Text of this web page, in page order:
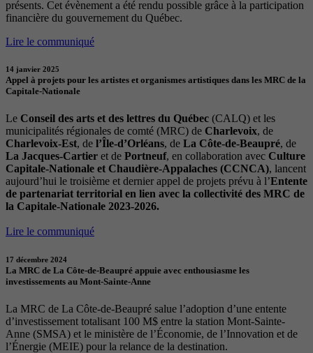
présents. Cet évènement a été rendu possible grâce à la participation
financière du gouvernement du Québec.
Lire le communiqué
14 janvier 2025
Appel à projets pour les artistes et organismes artistiques dans les MRC de la
Capitale-Nationale
Le Conseil des arts et des lettres du Québec (CALQ) et les
municipalités régionales de comté (MRC) de Charlevoix, de
Charlevoix-Est, de l’Île-d’Orléans, de La Côte-de-Beaupré, de
La Jacques-Cartier et de Portneuf, en collaboration avec Culture
Capitale-Nationale et Chaudière-Appalaches (CCNCA), lancent
aujourd’hui le troisième et dernier appel de projets prévu à l’Entente
de partenariat territorial en lien avec la collectivité des MRC de
la Capitale-Nationale 2023-2026.
Lire le communiqué
17 décembre 2024
La MRC de La Côte-de-Beaupré appuie avec enthousiasme les
investissements au Mont-Sainte-Anne
La MRC de La Côte-de-Beaupré salue l’adoption d’une entente
d’investissement totalisant 100 M$ entre la station Mont-Sainte-
Anne (SMSA) et le ministère de l’Économie, de l’Innovation et de
l’Énergie (MEIE) pour la relance de la destination.